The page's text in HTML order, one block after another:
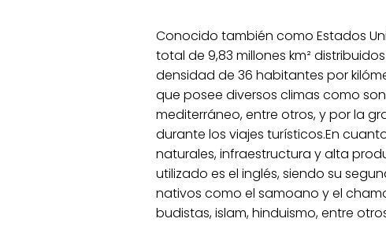
Conocido también como Estados
total de 9,83 millones km²
densidad de 36 habitantes por
que posee diversos climas como
mediterráneo, entre otros, y por la
durante los viajes turísticos.En
naturales, infraestructura y alta
utilizado es el inglés, siendo su
nativos como el samoano y el
budistas, islam, hinduismo, entre